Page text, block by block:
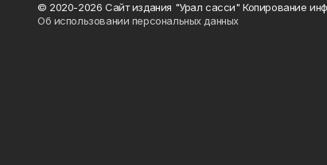
© 2020-2026 Сайт издания "Урал сасси" Копирование
Об использовании персональных данных